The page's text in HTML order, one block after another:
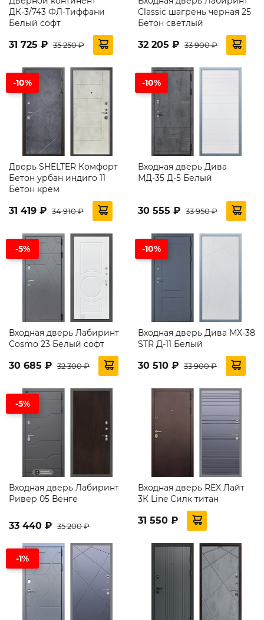
ДК-3/743 ФЛ-Тиффани
Белый софт
31 725 ₽ 35 250 ₽
Classic шагрень черная 25
Бетон светлый
32 205 ₽ 33 900 ₽
-10%
Дверь SHELTER Комфорт
Бетон урбан индиго 11
Бетон крем
31 419 ₽ 34 910 ₽
-10%
Входная дверь Дива
МД-35 Д-5 Белый
30 555 ₽ 33 950 ₽
-5%
Входная дверь Лабиринт
Cosmo 23 Белый софт
30 685 ₽ 32 300 ₽
-10%
Входная дверь Дива МХ-38
STR Д-11 Белый
30 510 ₽ 33 900 ₽
-5%
Входная дверь Лабиринт
Ривер 05 Венге
33 440 ₽ 35 200 ₽
Входная дверь REX Лайт
3К Line Силк титан
31 550 ₽
-1%